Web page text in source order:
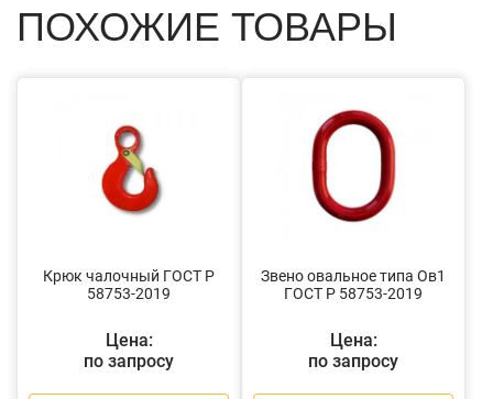
ПОХОЖИЕ ТОВАРЫ
Крюк чалочный ГОСТ Р
58753-2019
Цена:
по запросу
Звено овальное типа Ов1
ГОСТ Р 58753-2019
Цена:
по запросу